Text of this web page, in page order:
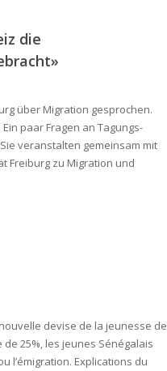
die
über Migration gesprochen.
paar Fragen an Tagungs-
veranstalten gemeinsam mit
Freiburg zu Migration und
devise de la jeunesse de
25%, les jeunes Sénégalais
l’émigration. Explications du